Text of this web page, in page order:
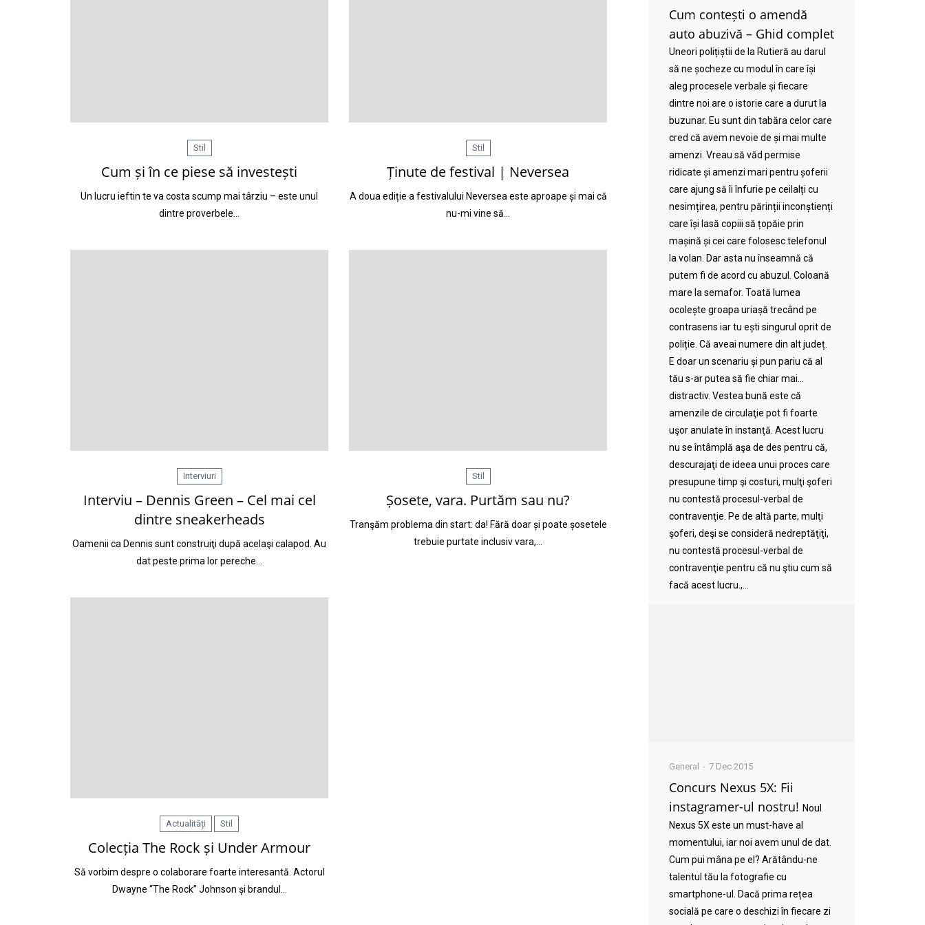
Stil
Cum și în ce piese să investești
Un lucru ieftin te va costa scump mai târziu – este unul
dintre proverbele…
Stil
Ținute de festival | Neversea
A doua ediție a festivalului Neversea este aproape și mai că
nu-mi vine să…
Interviuri
Interviu – Dennis Green – Cel mai cel
dintre sneakerheads
Oamenii ca Dennis sunt construiţi după acelaşi calapod. Au
dat peste prima lor pereche…
Stil
Șosete, vara. Purtăm sau nu?
Tranşăm problema din start: da! Fără doar și poate șosetele
trebuie purtate inclusiv vara,…
Actualități Stil
Colecția The Rock și Under Armour
Să vorbim despre o colaborare foarte interesantă. Actorul
Dwayne “The Rock” Johnson și brandul…
Cum contești o amendă
auto abuzivă – Ghid complet
Uneori polițiștii de la Rutieră au darul
să ne șocheze cu modul în care își
aleg procesele verbale și fiecare
dintre noi are o istorie care a durut la
buzunar. Eu sunt din tabăra celor care
cred că avem nevoie de și mai multe
amenzi. Vreau să văd permise
ridicate și amenzi mari pentru șoferii
care ajung să îi înfurie pe ceilalți cu
nesimțirea, pentru părinții inconștienți
care își lasă copiii să țopăie prin
mașină și cei care folosesc telefonul
la volan. Dar asta nu înseamnă că
putem fi de acord cu abuzul. Coloană
mare la semafor. Toată lumea
ocolește groapa uriașă trecând pe
contrasens iar tu ești singurul oprit de
poliție. Că aveai numere din alt județ.
E doar un scenariu și pun pariu că al
tău s-ar putea să fie chiar mai…
distractiv. Vestea bună este că
amenzile de circulaţie pot fi foarte
uşor anulate în instanţă. Acest lucru
nu se întâmplă aşa de des pentru că,
descurajaţi de ideea unui proces care
presupune timp şi costuri, mulţi şoferi
nu contestă procesul-verbal de
contravenţie. Pe de altă parte, mulţi
şoferi, deşi se consideră nedreptăţiţi,
nu contestă procesul-verbal de
contravenţie pentru că nu ştiu cum să
facă acest lucru.,...
General 7 Dec 2015
Concurs Nexus 5X: Fii
instagramer-ul nostru! Noul
Nexus 5X este un must-have al
momentului, iar noi avem unul de dat.
Cum pui mâna pe el? Arătându-ne
talentul tău la fotografie cu
smartphone-ul. Dacă prima rețea
socială pe care o deschizi în fiecare zi